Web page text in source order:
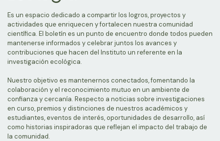
Es un espacio dedicado a compartir los logros, proyectos y
actividades que enriquecen y fortalecen nuestra comunidad
científica. El boletín es un punto de encuentro donde todos pueden
mantenerse informados y celebrar juntos los avances y
contribuciones que hacen del Instituto un referente en la
investigación ecológica.
Nuestro objetivo es mantenernos conectados, fomentando la
colaboración y el reconocimiento mutuo en un ambiente de
confianza y cercanía. Respecto a noticias sobre investigaciones
en curso, premios y distinciones de nuestros académicos y
estudiantes, eventos de interés, oportunidades de desarrollo, así
como historias inspiradoras que reflejan el impacto del trabajo de
la comunidad.